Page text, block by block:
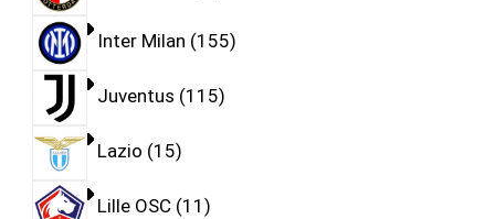
Inter Milan 155
Juventus 115
Lazio 15
Lille OSC 11